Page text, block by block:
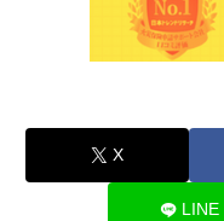
X
LINE